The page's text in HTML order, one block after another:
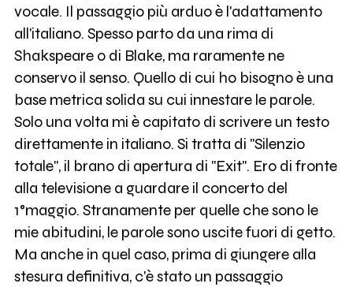
vocale. Il passaggio più arduo è l'adattamento
all'italiano. Spesso parto da una rima di
Shakspeare o di Blake, ma raramente ne
conservo il senso. Quello di cui ho bisogno è una
base metrica solida su cui innestare le parole.
Solo una volta mi è capitato di scrivere un testo
direttamente in italiano. Si tratta di "Silenzio
totale", il brano di apertura di "Exit". Ero di fronte
alla televisione a guardare il concerto del
1°maggio. Stranamente per quelle che sono le
mie abitudini, le parole sono uscite fuori di getto.
Ma anche in quel caso, prima di giungere alla
stesura definitiva, c'è stato un passaggio